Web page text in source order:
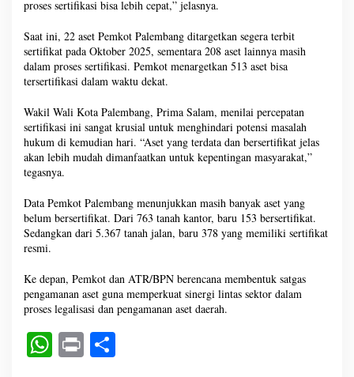
proses sertifikasi bisa lebih cepat,” jelasnya.
Saat ini, 22 aset Pemkot Palembang ditargetkan segera terbit
sertifikat pada Oktober 2025, sementara 208 aset lainnya masih
dalam proses sertifikasi. Pemkot menargetkan 513 aset bisa
tersertifikasi dalam waktu dekat.
Wakil Wali Kota Palembang, Prima Salam, menilai percepatan
sertifikasi ini sangat krusial untuk menghindari potensi masalah
hukum di kemudian hari. “Aset yang terdata dan bersertifikat jelas
akan lebih mudah dimanfaatkan untuk kepentingan masyarakat,”
tegasnya.
Data Pemkot Palembang menunjukkan masih banyak aset yang
belum bersertifikat. Dari 763 tanah kantor, baru 153 bersertifikat.
Sedangkan dari 5.367 tanah jalan, baru 378 yang memiliki sertifikat
resmi.
Ke depan, Pemkot dan ATR/BPN berencana membentuk satgas
pengamanan aset guna memperkuat sinergi lintas sektor dalam
proses legalisasi dan pengamanan aset daerah.
W Pr